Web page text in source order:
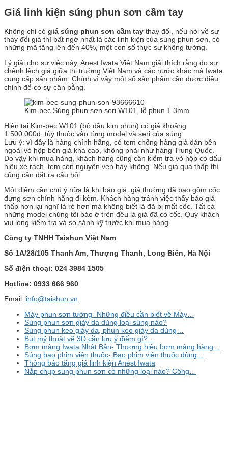
Giá linh kiện súng phun sơn cầm tay
Không chỉ có giá súng phun sơn cầm tay thay đổi, nếu nói về sự
thay đổi giá thì bất ngờ nhất là các linh kiện của súng phun sơn, có
những mã tăng lên đến 40%, một con số thực sự không tưởng.
Lý giải cho sự việc này, Anest Iwata Việt Nam giải thích rằng do sự
chênh lệch giá giữa thị trường Việt Nam và các nước khác mà Iwata
cung cấp sản phẩm. Chính vì vậy một số sản phẩm cần được điều
chỉnh để có sự cân bằng.
Kim-bec Súng phun sơn seri W101, lỗ phun 1.3mm
Hiện tại Kim-bec W101 (bộ đầu kim phun) có giá khoảng
1.500.000đ, tùy thuộc vào từng model và seri của súng.
Lưu ý: vì đây là hàng chính hãng, có tem chống hàng giả dán bên
ngoài vỏ hộp bên giá khá cao, không phải như hàng Trung Quốc.
Do vậy khi mua hàng, khách hàng cũng cần kiểm tra vỏ hộp có dấu
hiệu xé rách, tem còn nguyên vẹn hay không. Nếu giá quá thấp thì
cũng cần đặt ra câu hỏi.
Một điểm cần chú ý nữa là khi báo giá, giá thường đã bao gồm cốc
đựng sơn chính hãng đi kèm. Khách hàng tránh việc thấy báo giá
thấp hơn lại nghĩ là rẻ hơn mà không biết là đã bị mất cốc. Tất cả
những model chúng tôi báo ở trên đều là giá đã có cốc. Quý khách
vui lòng kiểm tra và so sánh kỹ trước khi mua hàng.
Công ty TNHH Taishun Việt Nam
Số 1A/28/105 Thanh Am, Thượng Thanh, Long Biên, Hà Nội
Số điện thoại: 024 3984 1505
Hotline: 0933 666 960
Email: info@taishun.vn
Máy phun sơn tường- Những điều cần biết về Máy…
Súng phun sơn giày da dùng loại súng nào?
Súng phun keo giày da, phun keo giày da dùng…
Bút mỹ thuật vẽ 3D cần lưu ý điểm gì?…
Bơm màng Iwata Nhật Bản- Thương hiệu bơm màng hàng…
Súng bao phim viên thuốc- Bao phim viên thuốc dùng…
Thông báo tăng giá linh kiện Anest Iwata
Nắp chụp súng phun sơn có những loại nào? Công…